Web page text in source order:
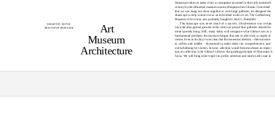
Skiascope takes its name from a contraption invented in the early twentieth
century by the inﬂuential museum curator, Benjamin Ives Gilman. Concerned
that art was hung too close together in over-large galleries, he designed the
skiascope to help visitors focus on individual works of art. The Gothenburg
Museum of Art owns one, probably bought by Axel L. Romdahl.
REDAKTÖR EDITOR
The skiascope was never much of a success. Obsolescence was certain
once the idea gained ground in the inter-war period that galleries should be
more sparsely hung. Still, many today will recognize what Gilman saw as a
fundamental problem: the museum fatigue that sets in after only a couple of
rooms. Even in his day it was clear that the museums’ identity – their mission
to collect and exhibit – threatened to make them too comprehensive, and
overwhelming for visitors. In time, selection would become almost as impor-
tant as collection. Like Gilman’s device, the guiding principle of Skiascope is
focus. We will bring select topics to public attention and study each issue in
KRISTOFFER ARVIDSSON Art
Museum
Architecture
GOTHENBURG MUSEUM OF ART PUBLICATION SERIES